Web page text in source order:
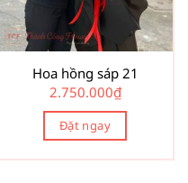
Hoa hồng sáp 21
2.750.000₫
Đặt ngay